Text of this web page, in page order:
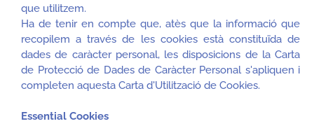
que utilitzem.
Ha de tenir en compte que, atès que la informació que
recopilem a través de les cookies està constituïda de
dades de caràcter personal, les disposicions de la Carta
de Protecció de Dades de Caràcter Personal s'apliquen i
completen aquesta Carta d'Utilització de Cookies.
Essential Cookies